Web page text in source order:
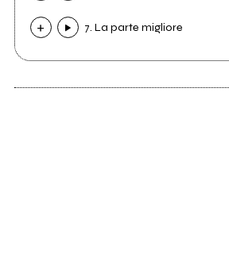
7. La parte migliore